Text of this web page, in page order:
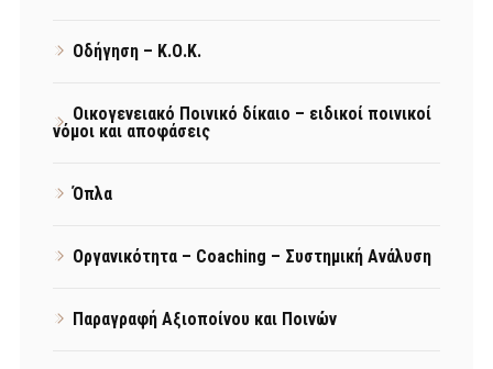
Οδήγηση – Κ.Ο.Κ.
Οικογενειακό Ποινικό δίκαιο – ειδικοί ποινικοί
νόμοι και αποφάσεις
Όπλα
Οργανικότητα – Coaching – Συστημική Ανάλυση
Παραγραφή Αξιοποίνου και Ποινών